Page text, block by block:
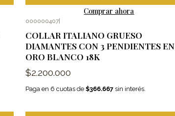
Comprar ahora
000000407|
COLLAR ITALIANO GRUESO
DIAMANTES CON 3 PENDIENTES EN
ORO BLANCO 18K
$2.200.000
Paga en 6 cuotas de $366.667sin interés.